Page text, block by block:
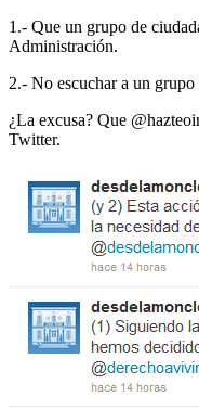
1.- Que un grupo de
Administración.
2.- No escuchar a un grupo
¿La excusa? Que
Twitter.